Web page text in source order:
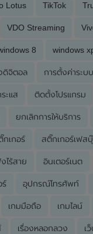
Lotus TikTok
VDO Streaming
8 windows
ดิจิตอล การตั้งค่าระบบ
ะแส ติดตั้งโปรแกรม
ยกเลิกการให้บริการ
กเกอร์ สติ๊กเกอร์เฟส
ไร้สาย อินเตอร์เนต
ร์ อุปกรณ์โทรศัพท์
เกมมือถือ เกมไลน์
เรื่องหลอกลวง เ